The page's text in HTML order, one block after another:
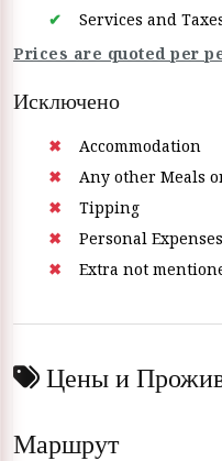
Services and
Prices are quoted per
Исключено
Accommodation
Any other Meals
Tipping
Personal Expenses
Extra not
Цены и
Маршрут